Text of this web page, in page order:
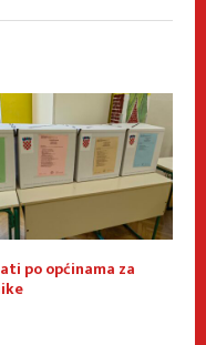
po općinama za